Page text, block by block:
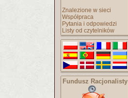
Znalezione w sieci
Współpraca
Pytania i odpowiedzi
Listy od czytelników
Fundusz Racjonalisty